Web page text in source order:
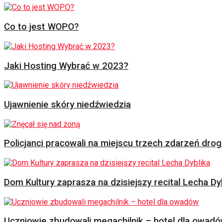
Co to jest WOPO?
Jaki Hosting Wybrać w 2023?
Ujawnienie skóry niedźwiedzia
Policjanci pracowali na miejscu trzech zdarzeń
Dom Kultury zaprasza na dzisiejszy recital Lecha